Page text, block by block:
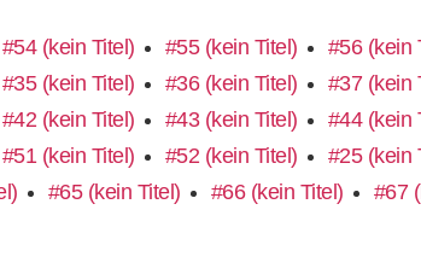
#54 (kein Titel) #55 (kein Titel) #56 (kein
#35 (kein Titel) #36 (kein Titel) #37 (kein
#42 (kein Titel) #43 (kein Titel) #44 (kein
#51 (kein Titel) #52 (kein Titel) #25 (kein
#65 (kein Titel) #66 (kein Titel) #67